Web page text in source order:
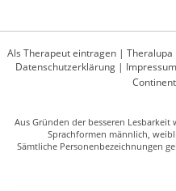
Als Therapeut eintragen | Theralupa
Datenschutzerklärung| Impressum
Aus Gründen der besseren
Sprachformen männlich,
Sämtliche Personenbezeichnungen